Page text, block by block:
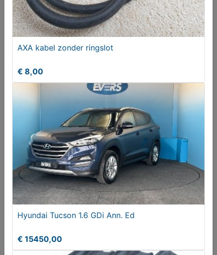
Ghost Rider 2 Spirit of Vengeance (2011) DVD
€ 7,95
AXA kabel zonder ringslot
€ 8,00
Hyundai Tucson 1.6 GDi Ann. Ed
€ 15450,00